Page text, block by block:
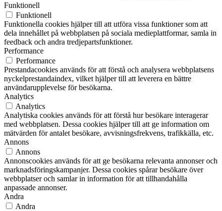
Funktionell
Funktionell
Funktionella cookies hjälper till att utföra vissa funktioner som att
dela innehållet på webbplatsen på sociala medieplattformar, samla in
feedback och andra tredjepartsfunktioner.
Performance
Performance
Prestandacookies används för att förstå och analysera webbplatsens
nyckelprestandaindex, vilket hjälper till att leverera en bättre
användarupplevelse för besökarna.
Analytics
Analytics
Analytiska cookies används för att förstå hur besökare interagerar
med webbplatsen. Dessa cookies hjälper till att ge information om
mätvärden för antalet besökare, avvisningsfrekvens, trafikkälla, etc.
Annons
Annons
Annonscookies används för att ge besökarna relevanta annonser och
marknadsföringskampanjer. Dessa cookies spårar besökare över
webbplatser och samlar in information för att tillhandahålla
anpassade annonser.
Andra
Andra